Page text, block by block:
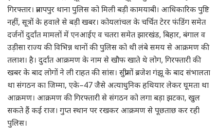
गिरफ्तार। प्रतापपुर थाना पुलिस को मिली बड़ी कामयाबी। आधिकारिक पुष्टि
नहीं, सूत्रों के हवाले से बड़ी खबर। कोयलांचल के चर्चित टेरर फंडिंग समेत
दर्जनों दुर्दांत मामलों में एनआईए व चतरा समेत झारखंड, बिहार, बंगाल व
उड़ीसा राज्य की विभिन्न थानों की पुलिस को थी लंबे समय से आक्रमण की
तलाश। है। दुर्दांत आक्रमण के नाम से खौफ खाते थे लोग, गिरफ्तारी की
खबर के बाद लोगों ने ली राहत की सांस। सुप्रीमों ब्रजेश गंझू के बाद संभालता
था संगठन का जिम्मा, एके–47 जैसे अत्याधुनिक हथियार लेकर घूमता था
आक्रमण। आक्रमण की गिरफ्तारी से संगठन को लगा बड़ा झटका, खुल
सकते हैं कई राज। गुप्त स्थान पर रखकर आक्रमण से पूछताछ कर रही
पुलिस।